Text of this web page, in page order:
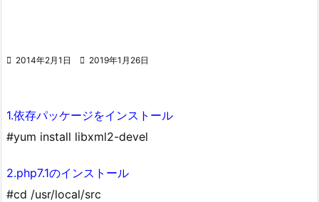
 2014年2月1日  2019年1月26日
1.依存パッケージをインストール
#yum install libxml2-devel
2.php7.1のインストール
#cd /usr/local/src